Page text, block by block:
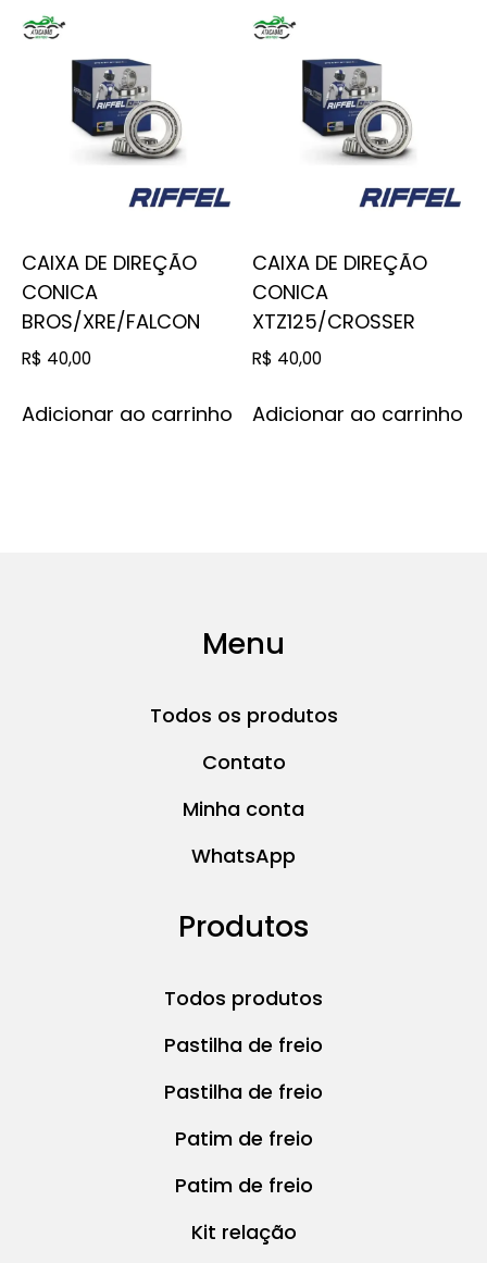
CAIXA DE DIREÇÃO
CONICA
BROS/XRE/FALCON
R$ 40,00
Adicionar ao carrinho
CAIXA DE DIREÇÃO
CONICA
XTZ125/CROSSER
R$ 40,00
Adicionar ao carrinho
Menu
Todos os produtos
Contato
Minha conta
WhatsApp
Produtos
Todos produtos
Pastilha de freio
Pastilha de freio
Patim de freio
Patim de freio
Kit relação